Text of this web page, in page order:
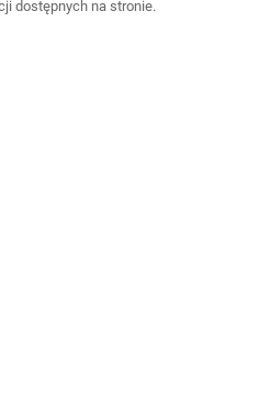
dostępnych na stronie.